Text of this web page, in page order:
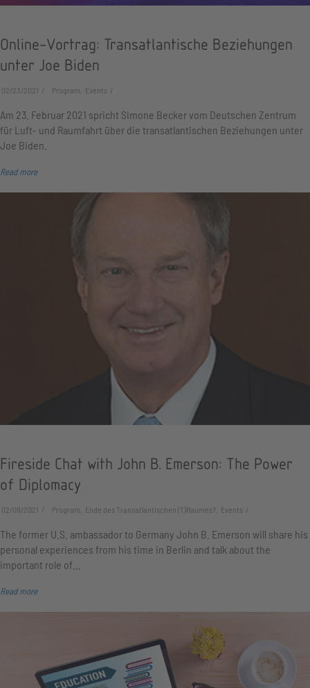
Online-Vortrag: Transatlantische Beziehungen
unter Joe Biden
02/23/2021 Program, Events
Am 23. Februar 2021 spricht Simone Becker vom Deutschen Zentrum
für Luft- und Raumfahrt über die transatlantischen Beziehungen unter
Joe Biden.
Read more
Fireside Chat with John B. Emerson: The Power
of Diplomacy
02/09/2021 Program, Ende des Transatlantischen (T)Raumes?, Events
The former U.S. ambassador to Germany John B. Emerson will share his
personal experiences from his time in Berlin and talk about the
important role of…
Read more